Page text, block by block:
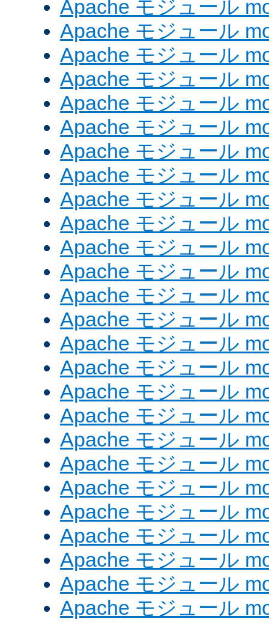
Apache モジュール
Apache モジュール
Apache モジュール
Apache モジュール
Apache モジュール
Apache モジュール
Apache モジュール
Apache モジュール
Apache モジュール
Apache モジュール
Apache モジュール
Apache モジュール
Apache モジュール
Apache モジュール
Apache モジュール
Apache モジュール
Apache モジュール
Apache モジュール
Apache モジュール
Apache モジュール
Apache モジュール
Apache モジュール
Apache モジュール
Apache モジュール
Apache モジュール
Apache モジュール